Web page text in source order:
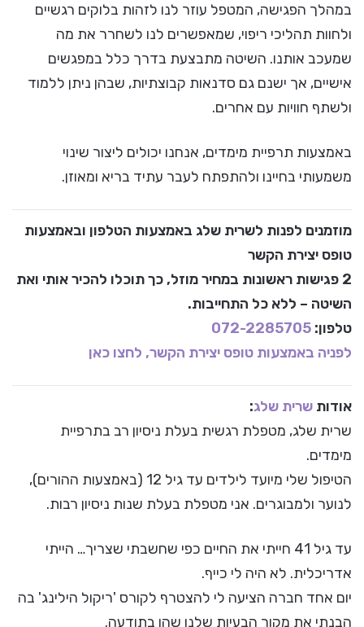
במהלך הפגישה, המטפל עוזר לנו לזהות בלוקים רגשיים
ולחוות תהליכי ריפוי, שמאפשרים לנו לשחרר את מה
שמעכב אותנו. השיטה מתבצעת בדרך כלל במפגשים
אישיים, אך ישנם גם סדנאות קבוצתיות, שבהן ניתן ללמוד
ולשתף חוויות עם אחרים.
באמצעות תרפיית מימדים, אנחנו יכולים ליצור שינוי
משמעותי בחיינו ולהתפתח לעבר עתיד בריא ומאוזן.
מוזמנים לפנות לשרית שלג באמצעות הטלפון ובאמצעות
טופס יצירת הקשר
2 פגישות ראשונות במחיר מוזל, כך תוכלו להכיר אותי ואת
השיטה – ללא כל התחייבות.
טלפון: 072-2285705
לפניה באמצעות טופס יצירת הקשר, לחצו כאן
אודות שרית שלג:
שרית שלג, מטפלת רגשית בעלת ניסיון רב בתרפיית
מימדים.
הטיפול שלי מיועד לילדים עד גיל 12 (באמצעות ההורים),
לנוער ולמבוגרים. אני מטפלת בעלת שנות ניסיון רבות.
עד גיל 41 חייתי את החיים כפי שחשבתי שצריך… הייתי
אדריכלית. לא היה לי כייף.
יום אחד חברה הציעה לי להצטרף לקורס 'ריקול הילינג' בה
הבנתי את מקור הבעיות שלנו שהן בתודעה.